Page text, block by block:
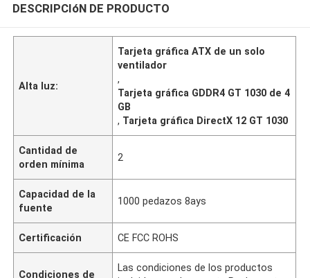
DESCRIPCIóN DE PRODUCTO
Alta luz:
Tarjeta gráfica ATX de un solo
ventilador
,
Tarjeta gráfica GDDR4 GT 1030 de 4
GB
, Tarjeta gráfica DirectX 12 GT 1030
Cantidad de
orden mínima
2
Capacidad de la
fuente
1000 pedazos 8ays
Certificación CE FCC ROHS
Condiciones de
Las condiciones de los productos